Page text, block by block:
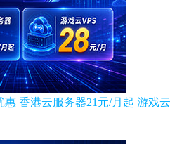
香港云服务器21元/月起 游戏云